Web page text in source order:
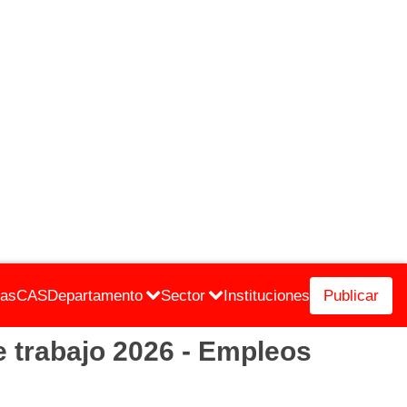
CASDepartamento Sector Instituciones Publicar
trabajo 2026 - Empleos